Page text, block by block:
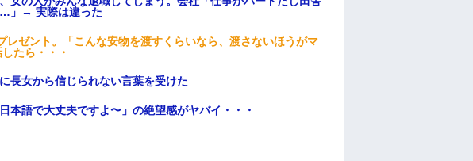
…」→ 実際は違った
レゼント。「こんな安物を渡すくらいなら、渡さないほうがマ
たら・・・
長女から信じられない言葉を受けた
本語で大丈夫ですよ〜」の絶望感がヤバイ・・・